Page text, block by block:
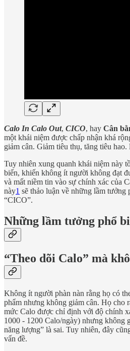
Calo In Calo Out, CICO, hay Cân
một khái niệm được chấp nhận khá
giảm cân. Giảm tiêu thụ, tăng tiêu
Tuy nhiên xung quanh khái niệm này
biến, khiến không ít người không đạt
và mất niềm tin vào sự chính xác của
này1 sẽ thảo luận về những lầm tưởng
“CICO”.
Những lầm tưởng phổ
“Theo dõi Calo” mà
Không ít người phàn nàn rằng họ có
phẩm nhưng không giảm cân. Họ cho
mức Calo được chỉ định với độ chính
1000 - 1200 Calo/ngày) nhưng không
năng lượng” là sai. Tuy nhiên, đây
vấn đề.